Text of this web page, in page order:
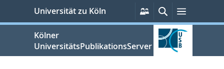
springen
Universität zu Köln
Persönliche
Services
SucheMenü
Kölner
UniversitätsPublikationsServer